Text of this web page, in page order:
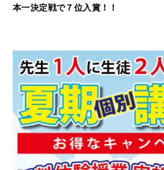
本一決定戦で７位入賞！！